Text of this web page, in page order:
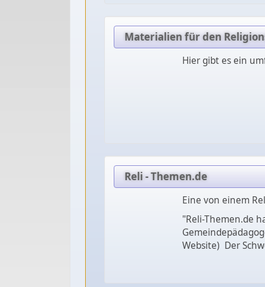
Materialien für den
Hier gibt es ein
Reli - Themen.de
Eine von einem
"Reli-Themen.de
Website) Der